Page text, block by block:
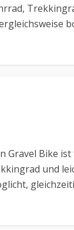
Gravel Bike
und